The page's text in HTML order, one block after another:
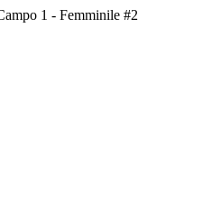
1 - Femminile #2